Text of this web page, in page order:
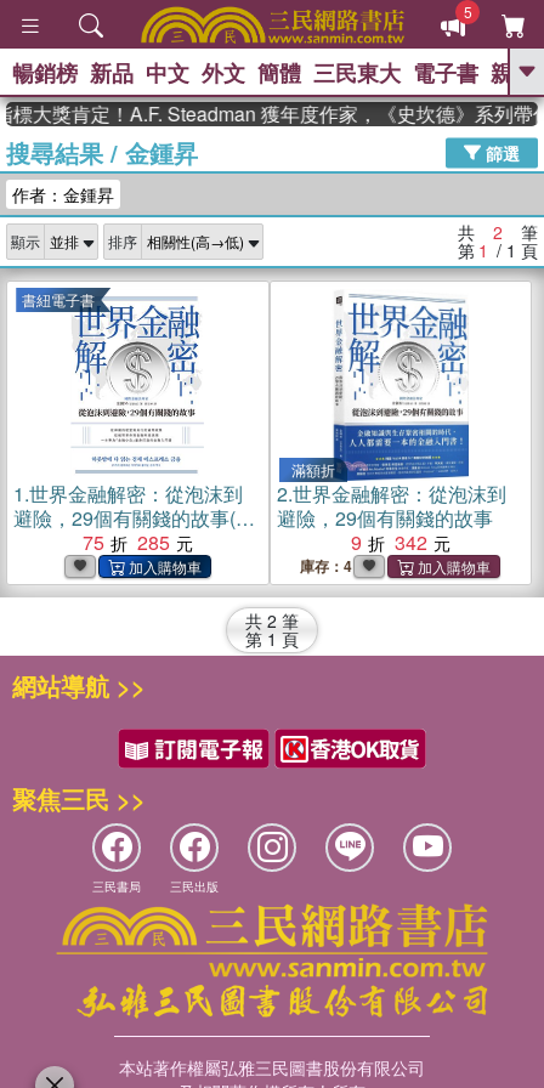
5
GO
高希均教授回憶錄
、 The Odyssey 、 父親節 、 如果歷
獎 臺灣漫遊錄 、 方念華 、 台灣的李
登輝時代
數學女孩：黎曼猜想 、
偉大的迷走神經
暢銷榜 新品 中文 外文 簡體 三民東大 電子書 親子
大獎肯定！A.F. Steadman 獲年度作家，《史坎德》系列帶
搜尋結果/ 金鍾昇
篩選
作者：金鍾昇
顯示 排序 共 2 筆
第 1 / 1 頁
書紐電子書
1.世界金融解密：從泡沫到
避險，29個有關錢的故事(電
75 285
滿額折
2.世界金融解密：從泡沫到
避險，29個有關錢的故事
9
342
庫存：4
共 2 筆
第 1 頁
網站導航 >>
聚焦三民 >>
三民書局 三民出版
本站著作權屬弘雅三民圖書股份有限公司